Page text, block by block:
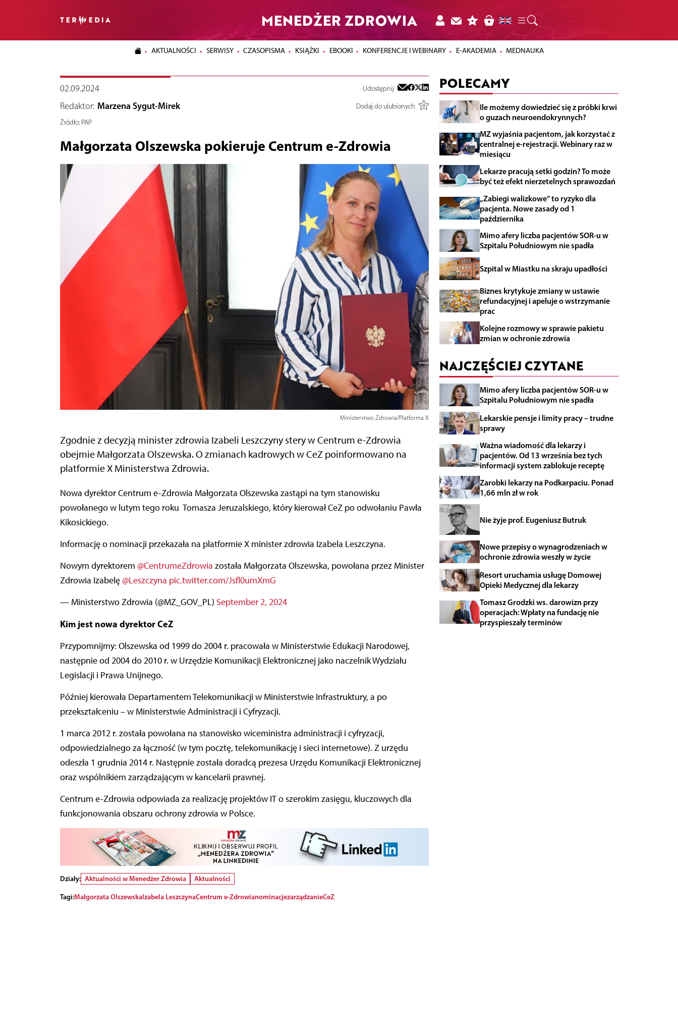
MENEDŻER ZDROWIA
AKTUALNOŚCI SERWISY CZASOPISMA KSIĄŻKI EBOOKI KONFERENCJE I WEBINARY E-AKADEMIA MEDNAUKA
02.09.2024 Udostępnij
Redaktor: Marzena Sygut-Mirek
Dodaj do ulubionych
Źródło:PAP
Małgorzata Olszewska pokieruje Centrum e-Zdrowia
Ministerstwo Zdrowia/Platforma X
Zgodnie z decyzją minister zdrowia Izabeli Leszczyny stery w Centrum e-Zdrowia
obejmie Małgorzata Olszewska. O zmianach kadrowych w CeZ poinformowano na
platformie X Ministerstwa Zdrowia.
Nowa dyrektor Centrum e-Zdrowia Małgorzata Olszewska zastąpi na tym stanowisku
powołanego w lutym tego roku Tomasza Jeruzalskiego, który kierował CeZ po odwołaniu Pawła
Kikosickiego.
Informację o nominacji przekazała na platformie X minister zdrowia Izabela Leszczyna.
Nowym dyrektorem @CentrumeZdrowia została Małgorzata Olszewska, powołana przez Minister
Zdrowia Izabelę@Leszczyna pic.twitter.com/Jsfl0umXmG
— Ministerstwo Zdrowia (@MZ_GOV_PL) September 2, 2024
Kim jest nowa dyrektor CeZ
Przypomnijmy: Olszewska od 1999 do 2004 r. pracowała w Ministerstwie Edukacji Narodowej,
następnie od 2004 do 2010 r. w Urzędzie Komunikacji Elektronicznej jako naczelnik Wydziału
Legislacji i Prawa Unijnego.
Później kierowała Departamentem Telekomunikacji w Ministerstwie Infrastruktury, a po
przekształceniu – w Ministerstwie Administracji i Cyfryzacji.
1 marca 2012 r. została powołana na stanowisko wiceministra administracji i cyfryzacji,
odpowiedzialnego za łączność (w tym pocztę, telekomunikację i sieci internetowe). Z urzędu
odeszła 1 grudnia 2014 r. Następnie została doradcą prezesa Urzędu Komunikacji Elektronicznej
oraz wspólnikiem zarządzającym w kancelarii prawnej.
Centrum e-Zdrowia odpowiada za realizację projektów IT o szerokim zasięgu, kluczowych dla
funkcjonowania obszaru ochrony zdrowia w Polsce.
Działy: Aktualności w Menedżer Zdrowia
Aktualności
Tagi:Małgorzata OlszewskaIzabela LeszczynaCentrum e-ZdrowianominacjezarządzanieCeZ
POLECAMY
Ile możemy dowiedzieć się z próbki krwi
o guzach neuroendokrynnych?
MZ wyjaśnia pacjentom, jak korzystać z
centralnej e-rejestracji. Webinary raz w
miesiącu
Lekarze pracują setki godzin? To może
być też efekt nierzetelnych sprawozdań
„Zabiegi walizkowe” to ryzyko dla
pacjenta. Nowe zasady od 1
października
Mimo afery liczba pacjentów SOR-u w
Szpitalu Południowym nie spadła
Szpital w Miastku na skraju upadłości
Biznes krytykuje zmiany w ustawie
refundacyjnej i apeluje o wstrzymanie
prac
Kolejne rozmowy w sprawie pakietu
zmian w ochronie zdrowia
NAJCZĘŚCIEJ CZYTANE
Mimo afery liczba pacjentów SOR-u w
Szpitalu Południowym nie spadła
Lekarskie pensje i limity pracy – trudne
sprawy
Ważna wiadomość dla lekarzy i
pacjentów. Od 13 września bez tych
informacji system zablokuje receptę
Zarobki lekarzy na Podkarpaciu. Ponad
1,66 mln zł w rok
Nie żyje prof. Eugeniusz Butruk
Nowe przepisy o wynagrodzeniach w
ochronie zdrowia weszły w życie
Resort uruchamia usługę Domowej
Opieki Medycznej dla lekarzy
Tomasz Grodzki ws. darowizn przy
operacjach: Wpłaty na fundację nie
przyspieszały terminów